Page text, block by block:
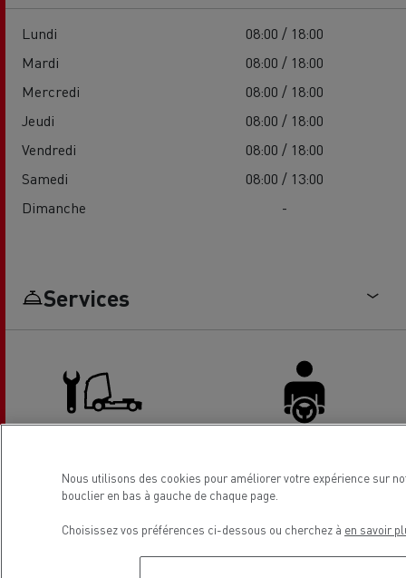
Lundi
08:00 / 18:00
Mardi
08:00 / 18:00
Mercredi
08:00 / 18:00
Jeudi
08:00 / 18:00
Vendredi
08:00 / 18:00
Samedi
08:00 / 13:00
Dimanche
-
Services
Camion - entretien et
réparation
Espace conducteur
Nous utilisons des cookies pour améliorer votre expérience sur
bouclier en bas à gauche de chaque page.
Choisissez vos préférences ci-dessous ou cherchez à en savoir